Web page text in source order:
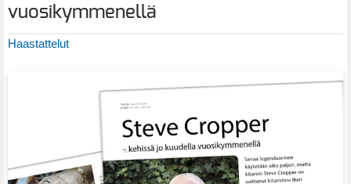
vuosikymmenellä
Haastattelut